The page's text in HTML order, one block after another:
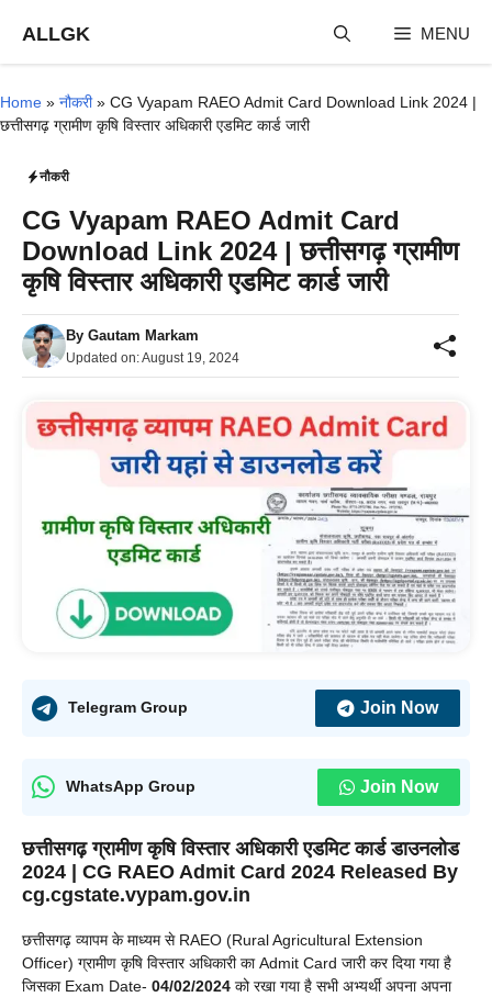
content
ALLGK MENU
Home » नौकरी» CG Vyapam RAEO Admit Card Download Link 2024 |
छत्तीसगढ़ ग्रामीण कृषि विस्तार अधिकारी एडमिट कार्ड जारी
नौकरी
CG Vyapam RAEO Admit Card
Download Link 2024 | छत्तीसगढ़ ग्रामीण
कृषि विस्तार अधिकारी एडमिट कार्ड जारी
By Gautam Markam
Updated on:August 19, 2024
Telegram Group Join Now
WhatsApp Group Join Now
छत्तीसगढ़ग्रामीण कृषि विस्तार अधिकारी एडमिट कार्ड डाउनलोड
2024 | CG RAEO Admit Card 2024 Released By
cg.cgstate.vypam.gov.in
छत्तीसगढ़ व्यापम के माध्यम से RAEO (Rural Agricultural Extension
Officer) ग्रामीण कृषि विस्तार अधिकारी का Admit Card जारी कर दिया गया है
जिसका Exam Date- 04/02/2024 को रखा गया है सभी अभ्यर्थी अपना अपना